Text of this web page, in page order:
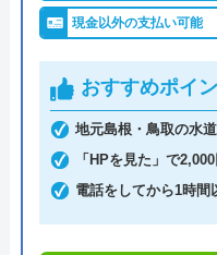
熟練スタッフが訪問
ては信頼出来ますし
もりは無料の面も加
たい業者の一つです。
現金以外の支払い可能
おすすめポイ
地元島根・鳥取の水
「HPを見た」で
電話をしてから1時間